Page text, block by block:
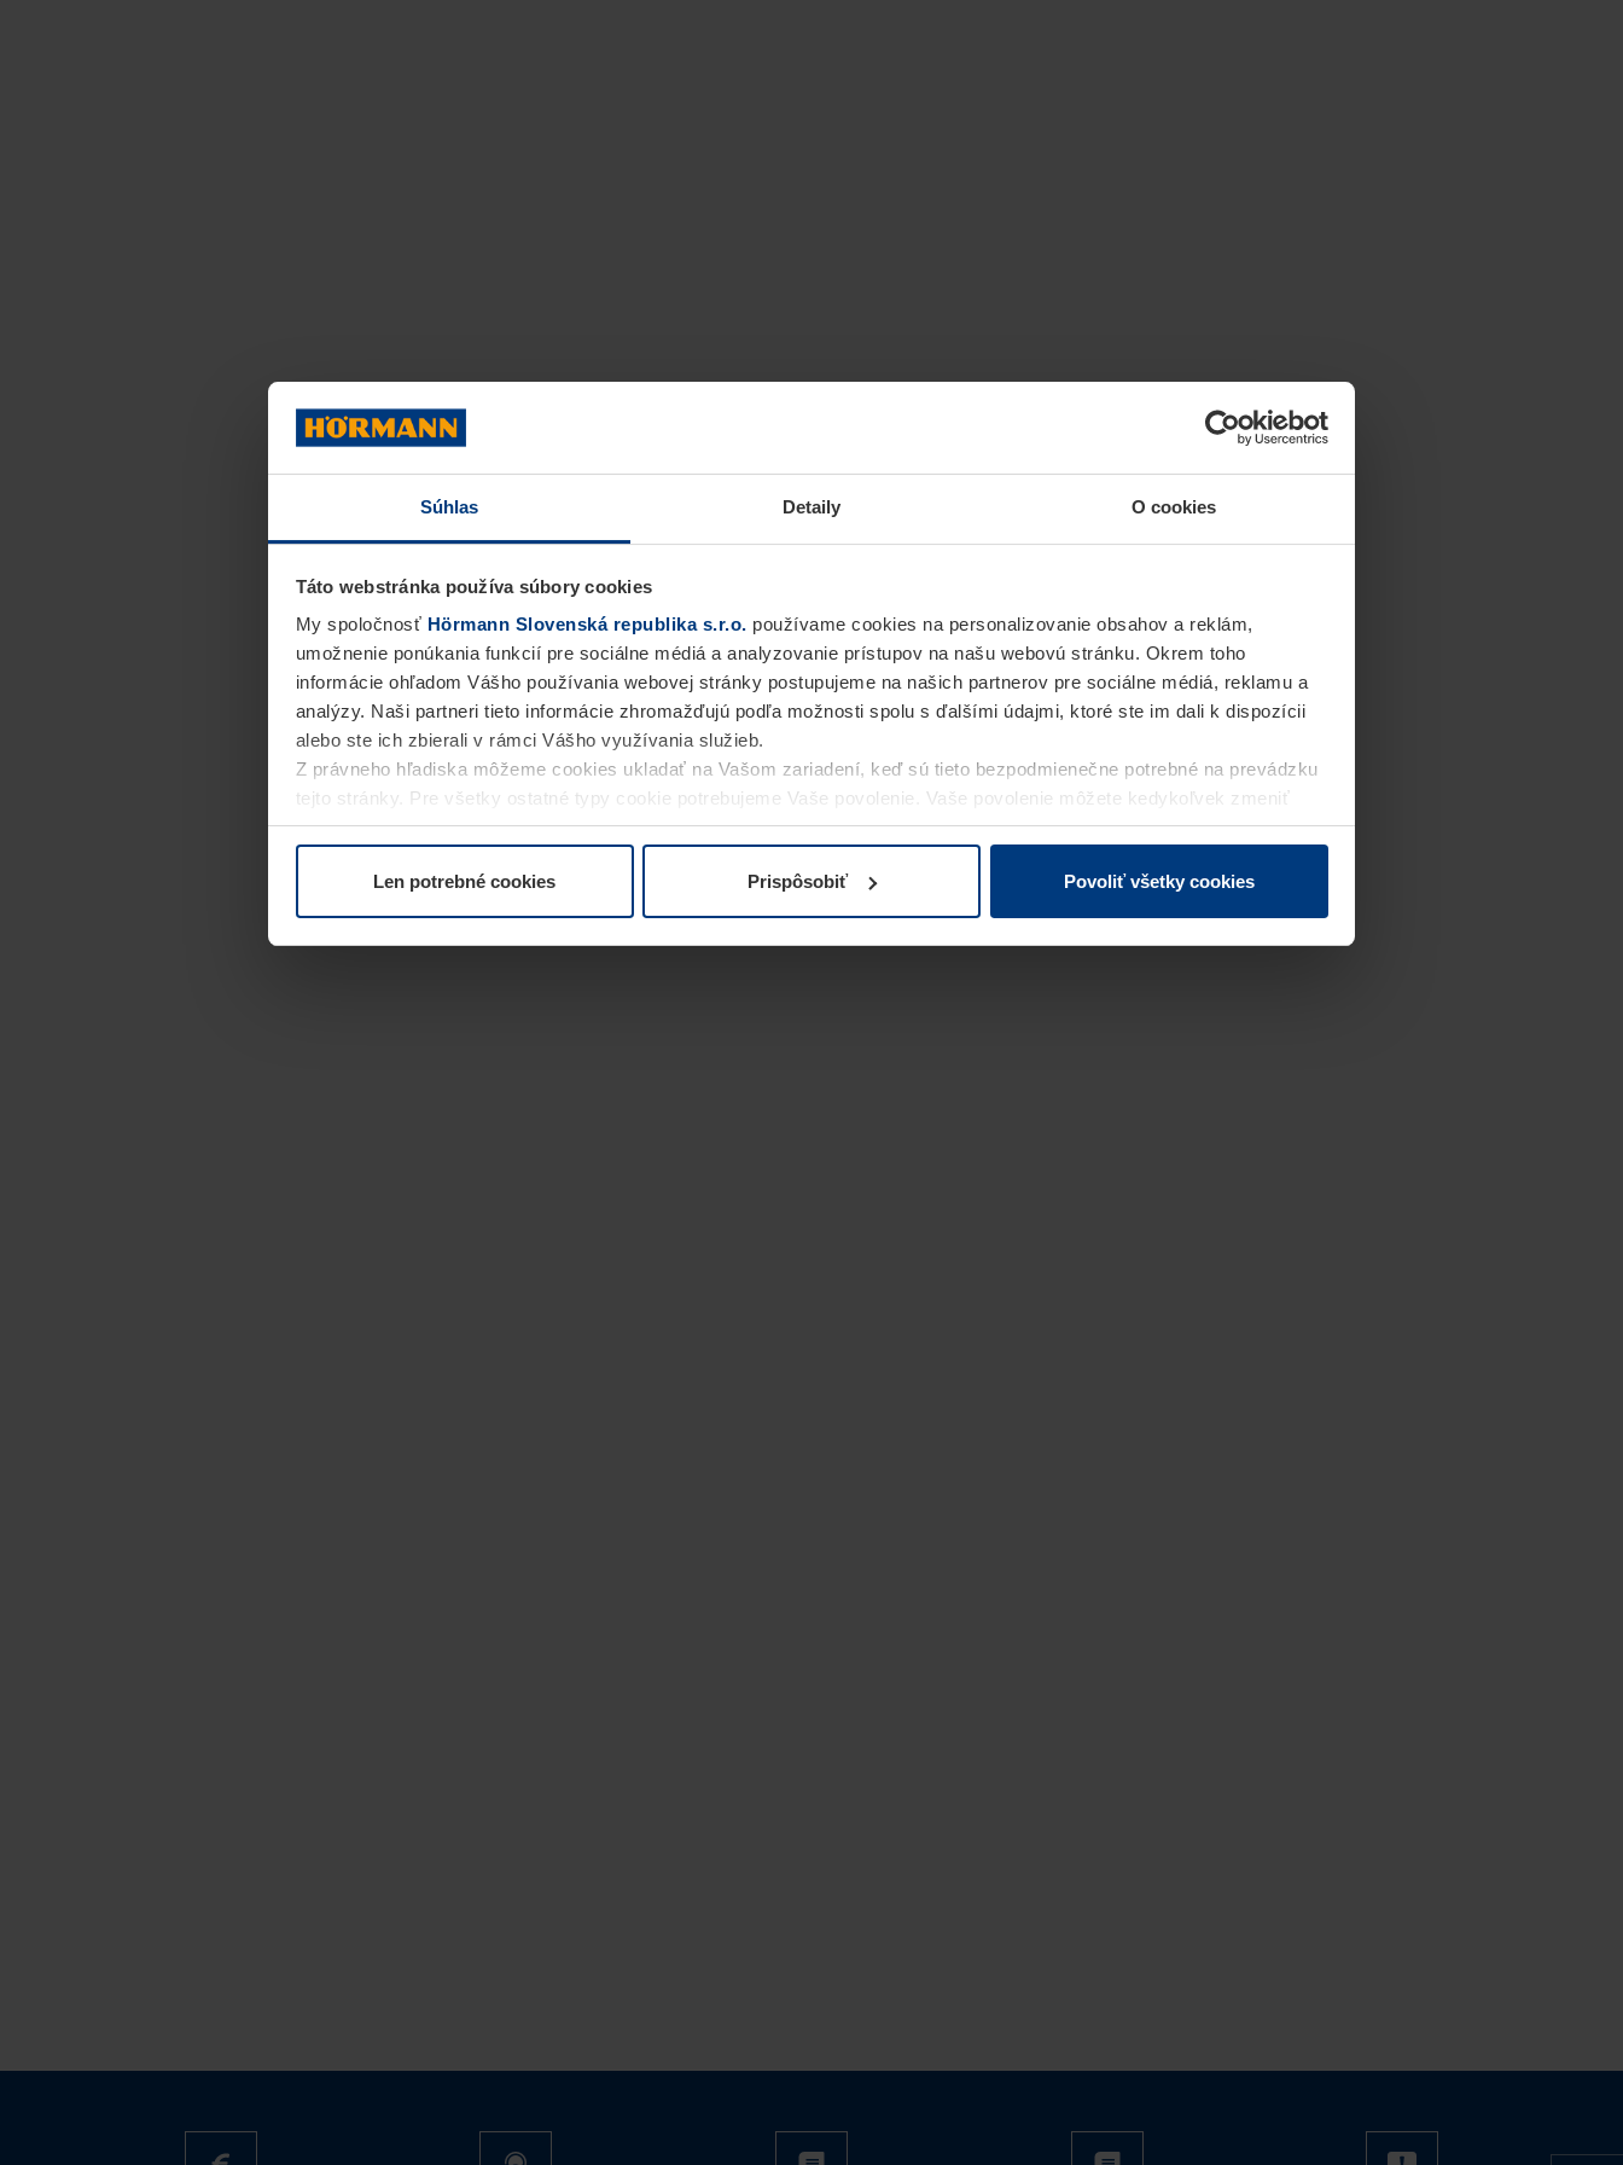
Súhlas Detaily O cookies
Táto webstránka používa súbory cookies
My spoločnosť Hörmann Slovenská republika s.r.o. používame cookies na personalizovanie obsahov a reklám,
umožnenie ponúkania funkcií pre sociálne médiá a analyzovanie prístupov na našu webovú stránku. Okrem toho
informácie ohľadom Vášho používania webovej stránky postupujeme na našich partnerov pre sociálne médiá, reklamu a
analýzy. Naši partneri tieto informácie zhromažďujú podľa možnosti spolu s ďalšími údajmi, ktoré ste im dali k dispozícii
alebo ste ich zbierali v rámci Vášho využívania služieb.
Z právneho hľadiska môžeme cookies ukladať na Vašom zariadení, keď sú tieto bezpodmienečne potrebné na prevádzku
tejto stránky. Pre všetky ostatné typy cookie potrebujeme Vaše povolenie. Vaše povolenie môžete kedykoľvek zmeniť
alebo odvolať vo vysvetlení cookie na stránkeVyhlásenie o ochrane osobných údajovnašej webovej stránky.
Len potrebné cookies Prispôsobiť Povoliť všetky cookies